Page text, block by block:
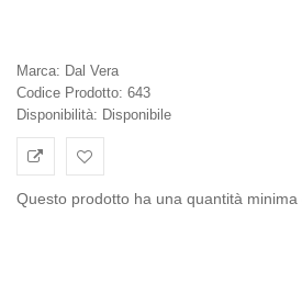
Marca: Dal Vera
Codice Prodotto: 643
Disponibilità: Disponibile
Questo prodotto ha una quantità minima